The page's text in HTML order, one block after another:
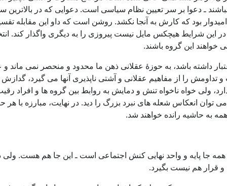
ـ دعوا بر سر تعیین نظام سیاسی است. دعوایی که در
بود که کارش به آنجا نکشد. روشن است که داو این مقابله
این شرایط هیچکس مایل نیست پیروزی را به دیگری واگذار کند.
این گروه باشند.
داشته باشد، به حوزۀ عقلانی ذهن ما محدود و منحصر نمی
را از مفاهیم عقلانی و آشتی ناپذیری آنها می گیرد،
ولی خواه ناخواه تنش و دمایش به روابط بین گروه ها و افراد
انعکاس شعله های نبرد بزرگ را دید. در نهایت، مبارزه با هر
به حاشیه رانده خواهند شد.
جا پایه و واحد نهایی کنش اجتماعی است ـ این جا هم هست. ولی
و قرار هم نیست بگیرد.